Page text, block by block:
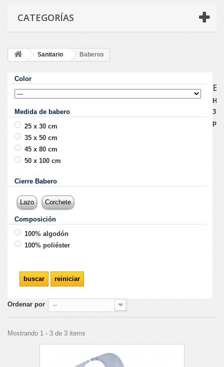
CATEGORÍAS
Sanitario Baberos
Color
Medida de babero
25 x 30 cm
35 x 50 cm
45 x 80 cm
50 x 100 cm
Cierre Babero
Lazo Corchete
Composición
100% algodón
100% poliéster
Hay
3
Ordenar por --
Mostrando 1 - 3 de 3 items